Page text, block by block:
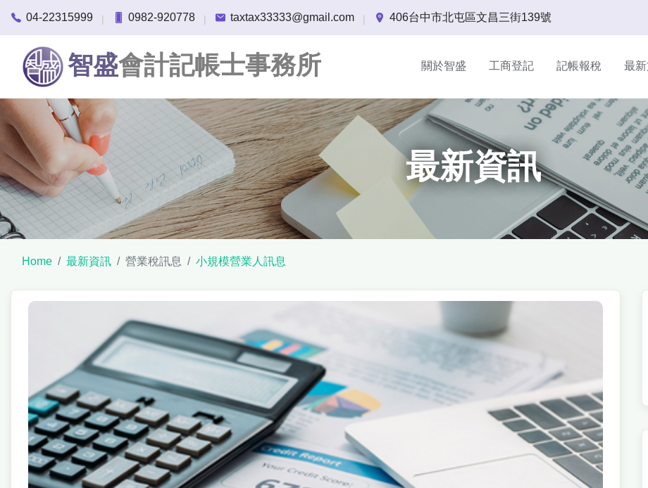
04-22315999 | 0982-920778 | taxtax33333@gmail.com | 406台中市北屯區文昌三街139號
智盛會計記帳士事務所 關於智盛 工商登記 記帳報稅 最
最新資訊
Home 最新資訊 營業稅訊息 小規模營業人訊息